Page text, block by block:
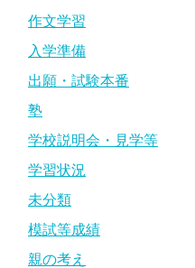
作文学習
入学準備
出願・試験本番
塾
学校説明会・見学等
学習状況
未分類
模試等成績
親の考え